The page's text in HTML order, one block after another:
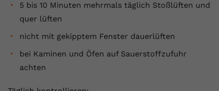
5 bis 10 Minuten mehrmals täglich Stoßlüften und
quer lüften
nicht mit gekipptem Fenster dauerlüften
bei Kaminen und Öfen auf Sauerstoffzufuhr
achten